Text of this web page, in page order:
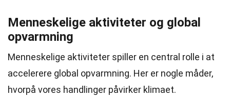
Menneskelige aktiviteter og global
opvarmning
Menneskelige aktiviteter spiller en central rolle i at
accelerere global opvarmning. Her er nogle måder,
hvorpå vores handlinger påvirker klimaet.